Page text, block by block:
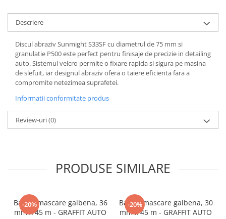
Descriere
Discul abraziv Sunmight S33SF cu diametrul de 75 mm si
granulatie P500 este perfect pentru finisaje de precizie in detailing
auto. Sistemul velcro permite o fixare rapida si sigura pe masina
de slefuit, iar designul abraziv ofera o taiere eficienta fara a
compromite netezimea suprafetei.
Informatii conformitate produs
Review-uri(0)
PRODUSE SIMILARE
-20%
Banda mascare galbena, 36
mm x 45 m - GRAFFIT AUTO
-20%
Banda mascare galbena, 30
mm x 45 m - GRAFFIT AUTO